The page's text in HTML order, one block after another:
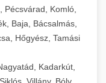
Pécsvárad, Komló,
Baja, Bácsalmás,
Hőgyész, Tamási
Kadarkút,